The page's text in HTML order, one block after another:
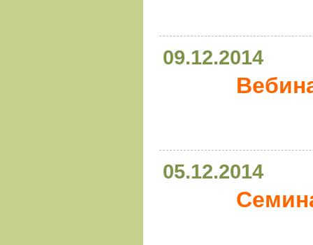
09.12.2014
05.12.2014